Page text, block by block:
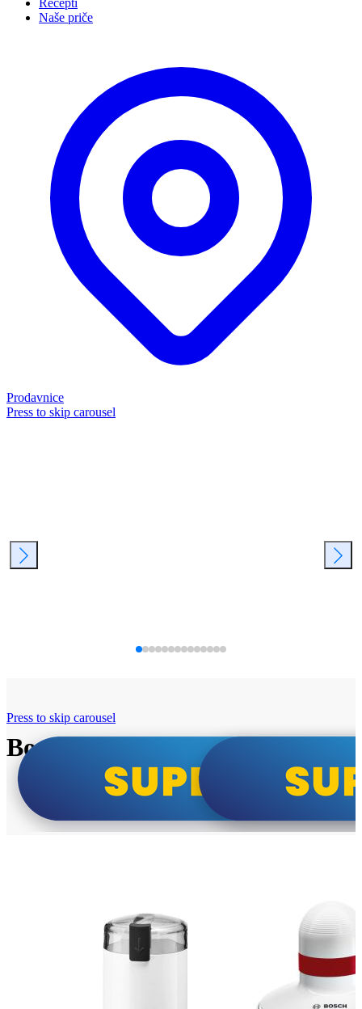
Recepti
Naše priče
Prodavnice
Press to skip carousel
Bosch super cene
Press to skip carousel